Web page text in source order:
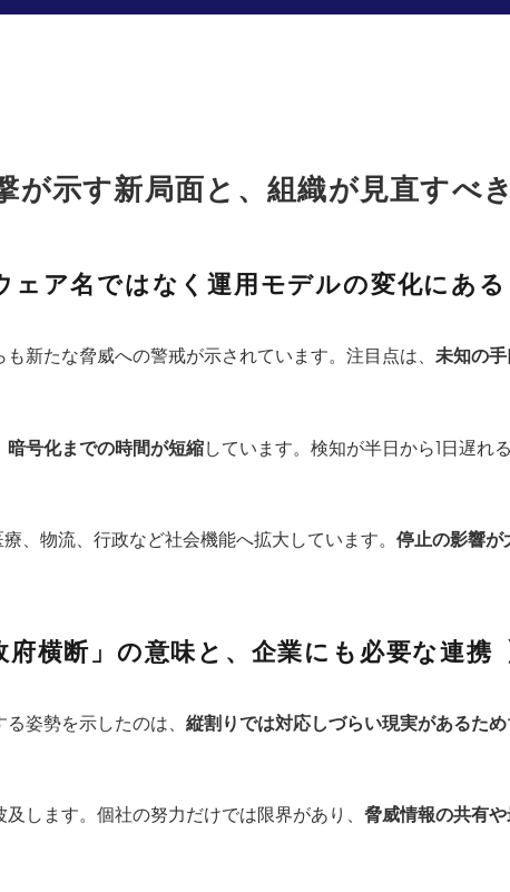
が示す新局面と、組織が見直すべ
ェア名ではなく運用モデルの変化にある
新たな脅威への警戒が示されています。注目点は、 未知の
号化までの時間が短縮しています。検知が半日から1日遅れ
、物流、行政など社会機能へ拡大しています。 停止の影響が
府横断」の意味と、企業にも必要な連携
姿勢を示したのは、 縦割りでは対応しづらい現実があるため
します。個社の努力だけでは限界があり、 脅威情報の共有